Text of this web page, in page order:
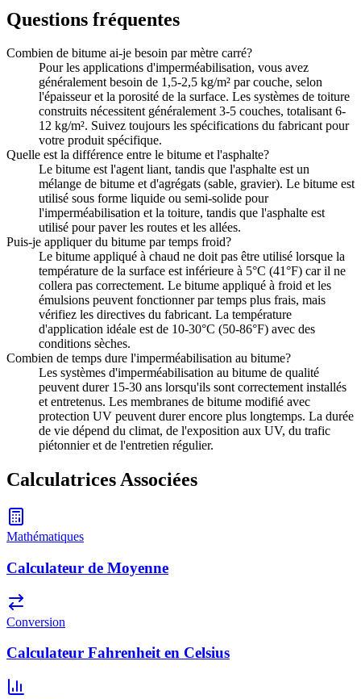
Questions fréquentes
Combien de bitume ai-je besoin par mètre carré?
Pour les applications d'imperméabilisation, vous avez
généralement besoin de 1,5-2,5 kg/m² par couche, selon
l'épaisseur et la porosité de la surface. Les systèmes de toiture
construits nécessitent généralement 3-5 couches, totalisant 6-
12 kg/m². Suivez toujours les spécifications du fabricant pour
votre produit spécifique.
Quelle est la différence entre le bitume et l'asphalte?
Le bitume est l'agent liant, tandis que l'asphalte est un
mélange de bitume et d'agrégats (sable, gravier). Le bitume est
utilisé sous forme liquide ou semi-solide pour
l'imperméabilisation et la toiture, tandis que l'asphalte est
utilisé pour paver les routes et les allées.
Puis-je appliquer du bitume par temps froid?
Le bitume appliqué à chaud ne doit pas être utilisé lorsque la
température de la surface est inférieure à 5°C (41°F) car il ne
collera pas correctement. Le bitume appliqué à froid et les
émulsions peuvent fonctionner par temps plus frais, mais
vérifiez les directives du fabricant. La température
d'application idéale est de 10-30°C (50-86°F) avec des
conditions sèches.
Combien de temps dure l'imperméabilisation au bitume?
Les systèmes d'imperméabilisation au bitume de qualité
peuvent durer 15-30 ans lorsqu'ils sont correctement installés
et entretenus. Les membranes de bitume modifié avec
protection UV peuvent durer encore plus longtemps. La durée
de vie dépend du climat, de l'exposition aux UV, du trafic
piétonnier et de l'entretien régulier.
Calculatrices Associées
Mathématiques
Calculateur de Moyenne
Conversion
Calculateur Fahrenheit en Celsius